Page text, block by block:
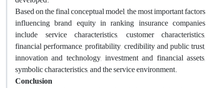
Based on the final conceptual model, the most important factors
influencing brand equity in ranking insurance companies
include service characteristics, customer characteristics,
financial performance, profitability, credibility and public trust,
innovation and technology, investment and financial assets,
symbolic characteristics, and the service environment.
Conclusion